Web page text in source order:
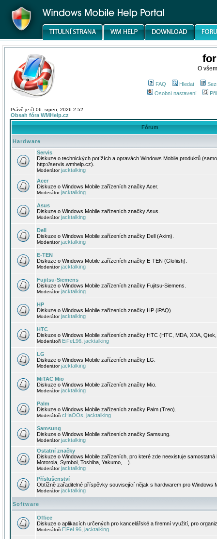
O
FAQ Hledat
Osobní nastavení
Právě je čt 06. srpen, 2026 2:52
Obsah fóra WMHelp.cz
Fórum
Hardware
Servis
Diskuze o technických potížích a opravách Windows Mobile produktů
http://servis.wmhelp.cz).
Moderátorjacktalking
Acer
Diskuze o Windows Mobile zařízeních značky Acer.
Moderátorjacktalking
Asus
Diskuze o Windows Mobile zařízeních značky Asus.
Moderátorjacktalking
Dell
Diskuze o Windows Mobile zařízeních značky Dell (Axim).
Moderátorjacktalking
E-TEN
Diskuze o Windows Mobile zařízeních značky E-TEN (Glofiish).
Moderátorjacktalking
Fujitsu-Siemens
Diskuze o Windows Mobile zařízeních značky Fujitsu-Siemens.
Moderátorjacktalking
HP
Diskuze o Windows Mobile zařízeních značky HP (iPAQ).
Moderátorjacktalking
HTC
Diskuze o Windows Mobile zařízeních značky HTC (HTC, MDA, XDA,
Moderátoři EiFeL96 jacktalking
LG
Diskuze o Windows Mobile zařízeních značky LG.
Moderátorjacktalking
MiTAC Mio
Diskuze o Windows Mobile zařízeních značky Mio.
Moderátorjacktalking
Palm
Diskuze o Windows Mobile zařízeních značky Palm (Treo).
Moderátoři cHaOOs jacktalking
Samsung
Diskuze o Windows Mobile zařízeních značky Samsung.
Moderátorjacktalking
Ostatní značky
Diskuze o Windows Mobile zařízeních, pro které zde neexistuje
Motorola, Symbol, Toshiba, Yakumo, ...).
Moderátorjacktalking
Příslušenství
Obtížně zařaditelné příspěvky související nějak s hardwarem pro Windows
Moderátorjacktalking
Software
Office
Diskuze o aplikacích určených pro kancelářské a firemní využití, pro
Moderátoři EiFeL96 jacktalking